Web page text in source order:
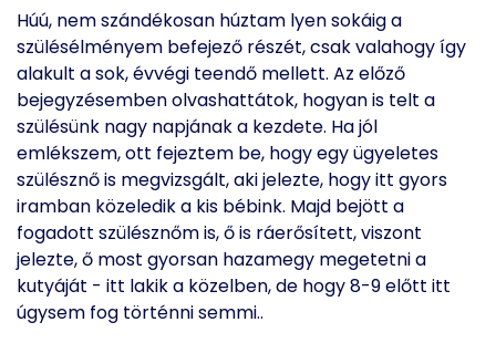
Húú, nem szándékosan húztam lyen sokáig a
szülésélményem befejező részét, csak valahogy így
alakult a sok, évvégi teendő mellett. Az előző
bejegyzésemben olvashattátok, hogyan is telt a
szülésünk nagy napjának a kezdete. Ha jól
emlékszem, ott fejeztem be, hogy egy ügyeletes
szülésznő is megvizsgált, aki jelezte, hogy itt gyors
iramban közeledik a kis bébink. Majd bejött a
fogadott szülésznőm is, ő is ráerősített, viszont
jelezte, ő most gyorsan hazamegy megetetni a
kutyáját - itt lakik a közelben, de hogy 8-9 előtt itt
úgysem fog történni semmi..